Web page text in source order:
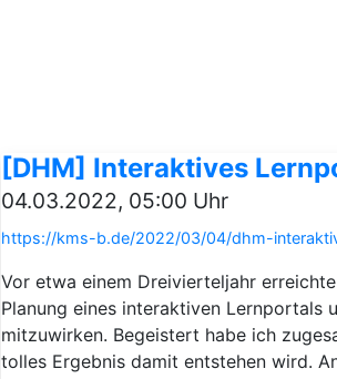
[DHM] Interaktives
04.03.2022, 05:00 Uhr
https://kms-b.de/2022/03/04/dhm-
Vor etwa einem Dreivierteljahr
Planung eines interaktiven Lernportals
mitzuwirken. Begeistert habe ich
tolles Ergebnis damit entstehen wird.